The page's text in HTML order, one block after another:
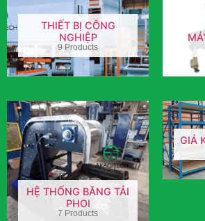
THIẾT BỊ CÔNG
NGHIỆP
9 Products
HỆ THỐNG BĂNG TẢI
PHOI
7 Products
GIÁ